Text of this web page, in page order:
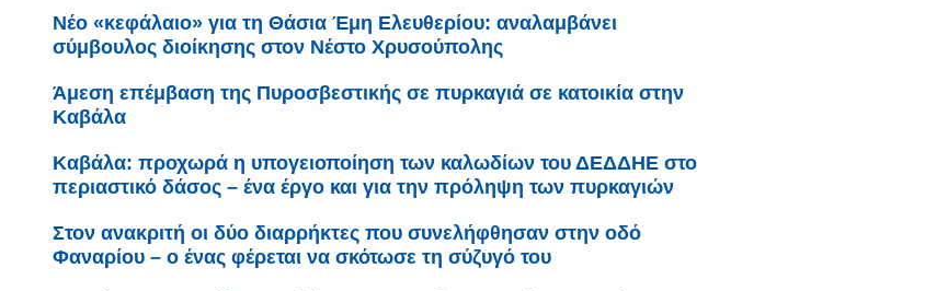
Νέο «κεφάλαιο» για τη Θάσια Έμη Ελευθερίου: αναλαμβάνει
σύμβουλος διοίκησης στον Νέστο Χρυσούπολης
Άμεση επέμβαση της Πυροσβεστικής σε πυρκαγιά σε κατοικία στην
Καβάλα
Καβάλα: προχωρά η υπογειοποίηση των καλωδίων του ΔΕΔΔΗΕ στο
περιαστικό δάσος – ένα έργο και για την πρόληψη των πυρκαγιών
Στον ανακριτή οι δύο διαρρήκτες που συνελήφθησαν στην οδό
Φαναρίου – ο ένας φέρεται να σκότωσε τη σύζυγό του